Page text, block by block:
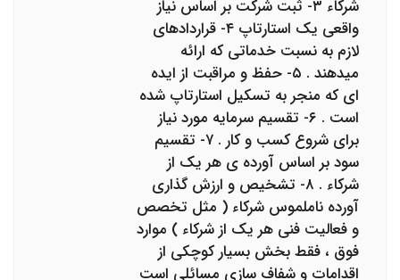
شرکاء ۳- ثبت شرکت بر اساس نیاز
واقعی یک استارتاپ ۴- قراردادهای
لازم به نسبت خدماتی که ارائه
میدهند . ۵- حفظ و مراقبت از ایده
ای که منجر به تسکیل استارتاپ شده
است . ۶- تقسیم سرمایه مورد نیاز
برای شروع کسب و کار . ۷- تقسیم
سود بر اساس آورده ی هر یک از
شرکاء . ۸- تشخیص و ارزش گذاری
آورده ناملموس شرکاء ( مثل تخصص
و فعالیت فنی هر یک از شرکاء ) موارد
فوق ، فقط بخش بسیار کوچکی از
اقدامات و شفاف سازیِ مسائلی است